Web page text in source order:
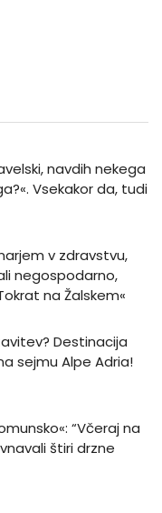
navdih nekega
Vsekakor da, tudi
v zdravstvu,
negospodarno,
na Žalskem«
Destinacija
sejmu Alpe Adria!
“Včeraj na
štiri drzne